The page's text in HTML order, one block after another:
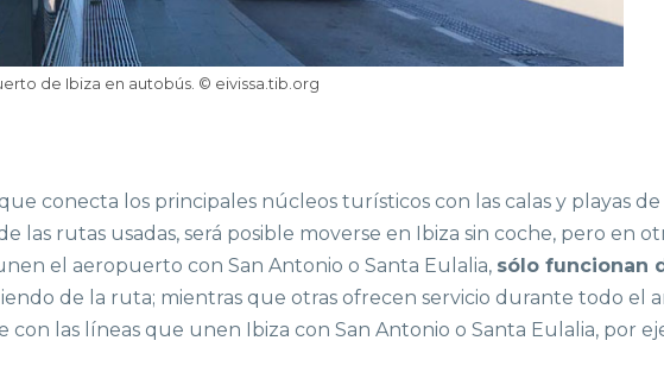
de Ibiza en autobús. © eivissa.tib.org
conecta los principales núcleos turísticos con las calas y playas
las rutas usadas, será posible moverse en Ibiza sin coche, pero en
el aeropuerto con San Antonio o Santa Eulalia, sólo funcionan
de la ruta; mientras que otras ofrecen servicio durante todo el
las líneas que unen Ibiza con San Antonio o Santa Eulalia, por